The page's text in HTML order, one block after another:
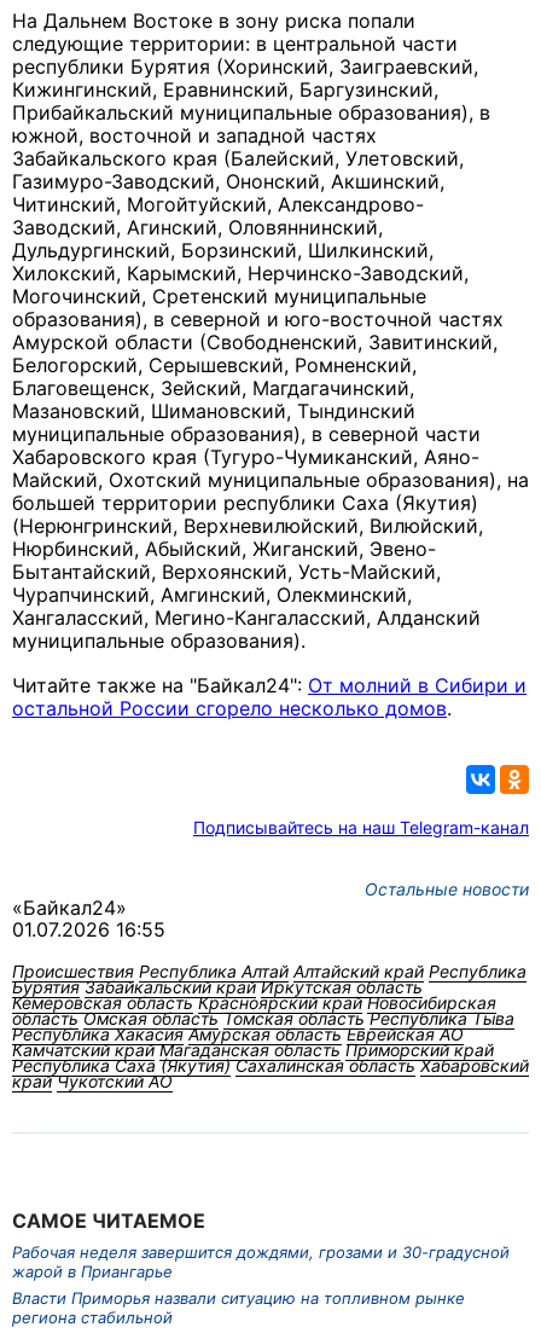
На Дальнем Востоке в зону риска попали
следующие территории: в центральной части
республики Бурятия (Хоринский, Заиграевский,
Кижингинский, Еравнинский, Баргузинский,
Прибайкальский муниципальные образования), в
южной, восточной и западной частях
Забайкальского края (Балейский, Улетовский,
Газимуро-Заводский, Ононский, Акшинский,
Читинский, Могойтуйский, Александрово-
Заводский, Агинский, Оловяннинский,
Дульдургинский, Борзинский, Шилкинский,
Хилокский, Карымский, Нерчинско-Заводский,
Могочинский, Сретенский муниципальные
образования), в северной и юго-восточной частях
Амурской области (Свободненский, Завитинский,
Белогорский, Серышевский, Ромненский,
Благовещенск, Зейский, Магдагачинский,
Мазановский, Шимановский, Тындинский
муниципальные образования), в северной части
Хабаровского края (Тугуро-Чумиканский, Аяно-
Майский, Охотский муниципальные образования), на
большей территории республики Саха (Якутия)
(Нерюнгринский, Верхневилюйский, Вилюйский,
Нюрбинский, Абыйский, Жиганский, Эвено-
Бытантайский, Верхоянский, Усть-Майский,
Чурапчинский, Амгинский, Олекминский,
Хангаласский, Мегино-Кангаласский, Алданский
муниципальные образования).
Читайте также на "Байкал24": От молний в Сибири и
остальной России сгорело несколько домов.
Подписывайтесь на наш Telegram-канал
Остальные новости
«Байкал24»
01.07.2026 16:55
Происшествия Республика Алтай Алтайский край Республика
Бурятия Забайкальский край Иркутская область
Кемеровская область Красноярский край Новосибирская
область Омская область Томская область Республика Тыва
Республика Хакасия Амурская область Еврейская АО
Камчатский край Магаданская область Приморский край
Республика Саха (Якутия) Сахалинская область Хабаровский
край Чукотский АО
САМОЕ ЧИТАЕМОЕ
Рабочая неделя завершится дождями, грозами и 30-градусной
жарой в Приангарье
Власти Приморья назвали ситуацию на топливном рынке
региона стабильной